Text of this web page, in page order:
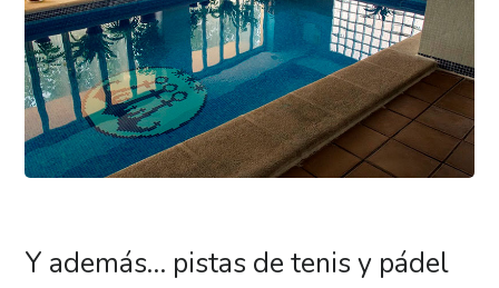
Y además… pistas de tenis y pádel